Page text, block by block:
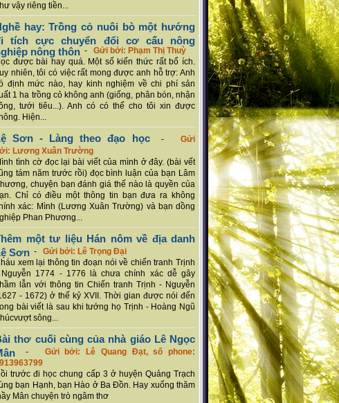
vậy riêng tiền...
hay: Trồng cỏ nuôi bò một hướng
tích cực chuyển đổi cơ cấu nông
nông thôn - Gửi bởi: Phạm Thị Thuỳ
được bài hay quá. Một số kiến thức rất bổ ích.
nhiên, tôi có việc rất mong được anh hỗ trợ: Anh
định mức nào, hay kinh nghiệm về chi phí sản
1 ha trồng cỏ không anh (giống, phân bón, nhận
tưới tiêu...). Anh có có thể cho tôi xin được
Hiện...
Sơn - Làng theo đạo học-Gửi
Lương Xuân Trường
tình cờ đọc lại bài viết của mình ở đây. (bài vết
tám năm trước rồi) đọc bình luận của bạn Lâm
chuyện bạn đánh giá thế nào là quyền của
Chỉ có điều một thông tin bạn đưa ra không
xác: Mình (Lương Xuân Trường) và bạn dồng
Phan Phương...
một tư liệu Hán nôm về địa danh
Sơn - Gửi bởi: Lê Trọng Đại
xem lại thông tin đoạn nói về chiến tranh Trịnh
1774 - 1776 là chưa chính xác dễ gây
lẫn với thông tin Chiến tranh Trịnh - Nguyễn
- 1672) ở thế kỷ XVII. Thời gian được nói đến
bài viết là sau khi tướng họ Trịnh - Hoàng Ngũ
sông...
thơ cuối cùng của nhà giáo Lê Ngọc
- Gửi bởi: Lê Quang Đạt, số phone:
trước đi học chung cấp 3 ở huyện Quảng Trạch
bạn Hạnh, bạn Hào ở Ba Đồn. Hay xuống thăm
Mân chuyện trò ngâm thơ